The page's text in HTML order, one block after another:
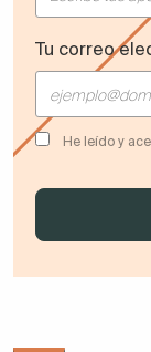
Tu correo
He leído y